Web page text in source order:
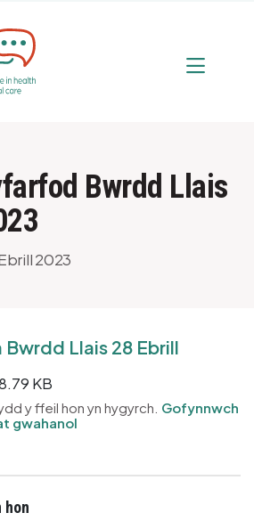
Bwrdd Llais
2023
Bwrdd Llais 28 Ebrill
KB
y ffeil hon yn hygyrch. Gofynnwch
gwahanol
hon